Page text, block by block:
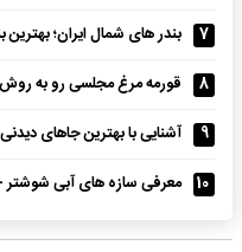
7
بندر های شمال ایران؛
8
قورمه مرغ مجلسی رو به روش
9
آشنایی با بهترین جاهای
10
معرفی سازه های آبی